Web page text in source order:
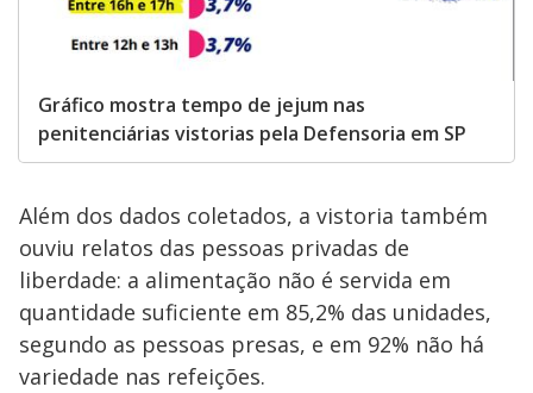
Gráfico mostra tempo de jejum nas
penitenciárias vistorias pela Defensoria em SP
Além dos dados coletados, a vistoria também
ouviu relatos das pessoas privadas de
liberdade: a alimentação não é servida em
quantidade suficiente em 85,2% das unidades,
segundo as pessoas presas, e em 92% não há
variedade nas refeições.